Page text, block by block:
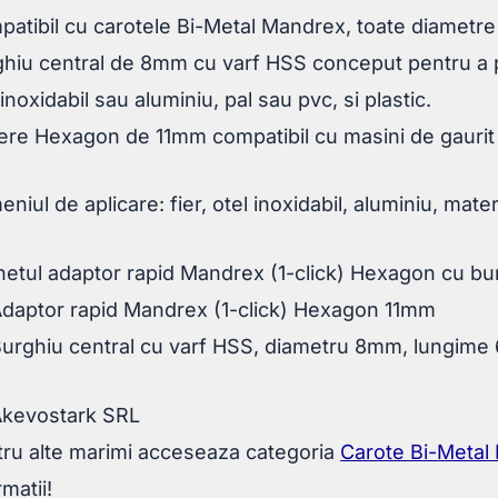
cu carotele Bi-Metal Mandrex, toate
central de 8mm cu varf HSS conceput pentru
sau aluminiu, pal sau pvc, si plastic.
Hexagon de 11mm compatibil cu masini de
de aplicare: fier, otel inoxidabil, aluminiu,
adaptor rapid Mandrex (1-click) Hexagon cu
rapid Mandrex (1-click) Hexagon 11mm
central cu varf HSS, diametru 8mm, lungime
SRL
alte marimi acceseaza categoria Carote Bi-Metal